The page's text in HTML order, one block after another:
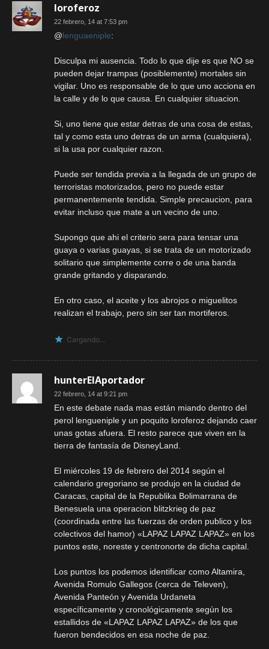
loroferoz
22 febrero, 14 at 7:53 pm
@lenguaeniple:
Disculpa mi ausencia. Todo lo que dije es que NO se
pueden dejar trampas (posiblemente) mortales sin
vigilar. Uno es responsable de lo que uno acciona en
la calle y de lo que causa. En cualquier situacion.
Si, uno tiene que estar detras de una cosa de estas,
tal y como esta uno detras de un arma (cualquiera),
si la usa por cualquier razon.
Puede ser tendida previa a la llegada de un grupo de
terroristas motorizados, pero no puede estar
permanentemente tendida. Simple precaucion, para
evitar incluso que mate a un vecino de uno.
Supongo que ahi el criterio sera para tensar una
guaya o varias guayas, si se trata de un motorizado
solitario que simplemente corre o de una banda
grande gritando y disparando.
En otro caso, el aceite y los abrojos o miguelitos
realizan el trabajo, pero sin ser tan mortiferos.
Cargando...
hunterElAportador
22 febrero, 14 at 9:21 pm
En este debate nada mas están miando dentro del
perol lengueniple y un poquito loroferoz dejando caer
unas gotas afuera. El resto parece que viven en la
tierra de fantasía de DisneyLand.
El miércoles 19 de febrero del 2014 según el
calendario gregoriano se produjo en la ciudad de
Caracas, capital de la Republika Bolimarrana de
Benesuela una operacion blitzkrieg de paz
(coordinada entre las fuerzas de orden publico y los
colectivos del hamor) «LAPAZ LAPAZ LAPAZ» en los
puntos este, noreste y centronorte de dicha capital.
Los puntos los podemos identificar como Altamira,
Avenida Romulo Gallegos (cerca de Televen),
Avenida Panteón y Avenida Urdaneta
específicamente y cronológicamente según los
estallidos de «LAPAZ LAPAZ LAPAZ» de los que
fueron bendecidos en esa noche de paz.